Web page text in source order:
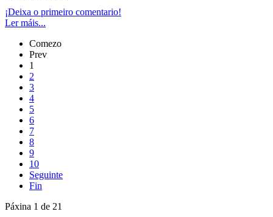
¡Deixa o primeiro comentario!
Ler máis...
Comezo
Prev
1
2
3
4
5
6
7
8
9
10
Seguinte
Fin
Páxina 1 de 21